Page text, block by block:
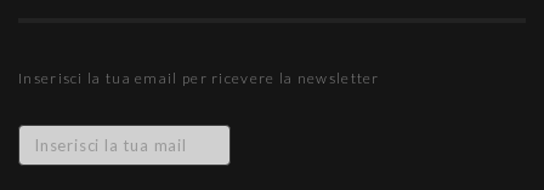
Inserisci la tua email per ricevere la newsletter